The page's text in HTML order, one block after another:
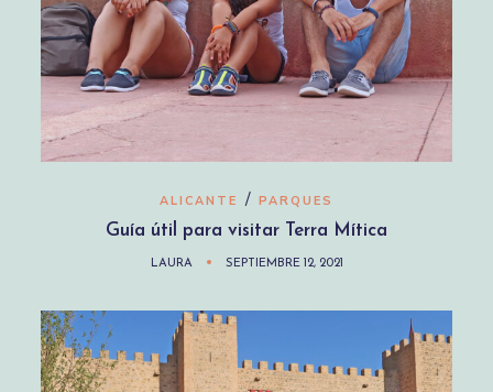
ALICANTE / PARQUES
Guía útil para visitar Terra Mítica
LAURA SEPTIEMBRE 12, 2021